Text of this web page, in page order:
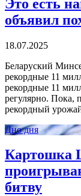
Это есть
объявил
18.07.2025
Беларуский
рекордные 11
рекордные 11
регулярно. Пока,
рекордный
Дно дня
Картошка
битву